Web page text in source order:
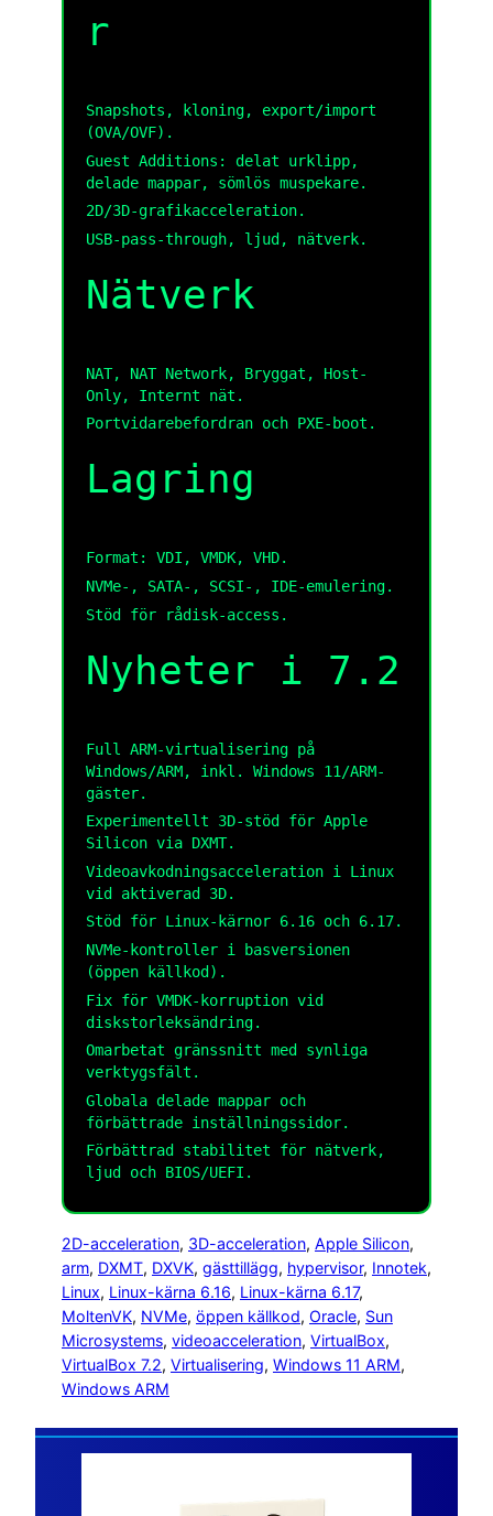
r
Snapshots, kloning, export/import
(OVA/OVF).
Guest Additions: delat urklipp,
delade mappar, sömlös muspekare.
2D/3D-grafikacceleration.
USB-pass-through, ljud, nätverk.
Nätverk
NAT, NAT Network, Bryggat, Host-
Only, Internt nät.
Portvidarebefordran och PXE-boot.
Lagring
Format: VDI, VMDK, VHD.
NVMe-, SATA-, SCSI-, IDE-emulering.
Stöd för rådisk-access.
Nyheter i 7.2
Full ARM-virtualisering på
Windows/ARM, inkl. Windows 11/ARM-
gäster.
Experimentellt 3D-stöd för Apple
Silicon via DXMT.
Videoavkodningsacceleration i Linux
vid aktiverad 3D.
Stöd för Linux-kärnor 6.16 och 6.17.
NVMe-kontroller i basversionen
(öppen källkod).
Fix för VMDK-korruption vid
diskstorleksändring.
Omarbetat gränssnitt med synliga
verktygsfält.
Globala delade mappar och
förbättrade inställningssidor.
Förbättrad stabilitet för nätverk,
ljud och BIOS/UEFI.
2D-acceleration, 3D-acceleration, Apple Silicon
arm, DXMT, DXVK, gästtillägg, hypervisor, Innotek
Linux, Linux-kärna 6.16, Linux-kärna 6.17
MoltenVK, NVMe, öppen källkod, Oracle, Sun
Microsystems, videoacceleration, VirtualBox
VirtualBox 7.2, Virtualisering, Windows 11 ARM
Windows ARM